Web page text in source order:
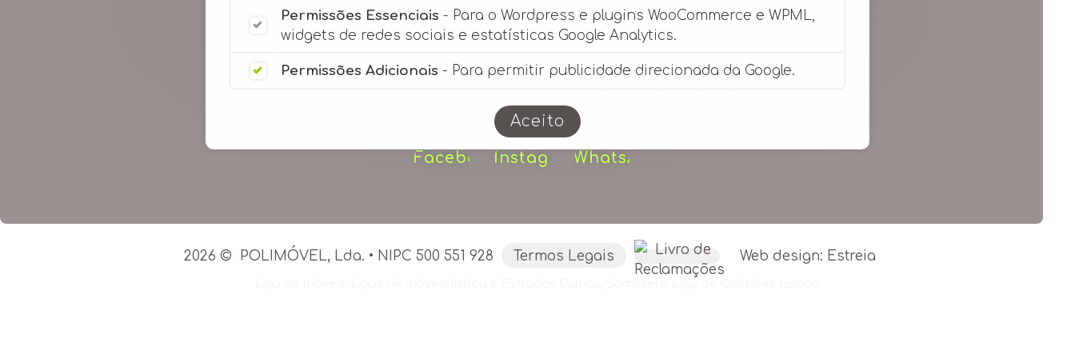
Fale Connosco
Tel: 218 149 644 / 218 404 265 • Email:geral@polimovel.pt
Custo de chamada para a rede fixa nacional.
2026 © POLIMÓVEL, Lda. • NIPC 500 551 928 Termos Legais Web design: Estreia
Permissões Essenciais - Para o Wordpress e plugins WooCommerce e WPML,
widgets de redes sociais e estatísticas Google Analytics.
Permissões Adicionais - Para permitir publicidade direcionada da Google.
Aceito